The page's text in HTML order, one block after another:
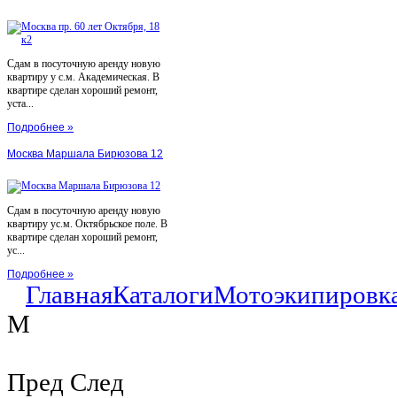
Сдам в посуточную аренду новую
квартиру у с.м. Академическая. В
квартире сделан хороший ремонт,
уста...
Подробнее »
Москва Маршала Бирюзова 12
Сдам в посуточную аренду новую
квартиру ус.м. Октябрьское поле. В
квартире сделан хороший ремонт,
ус...
Подробнее »
ГлавнаяКаталоги
M
Пред След